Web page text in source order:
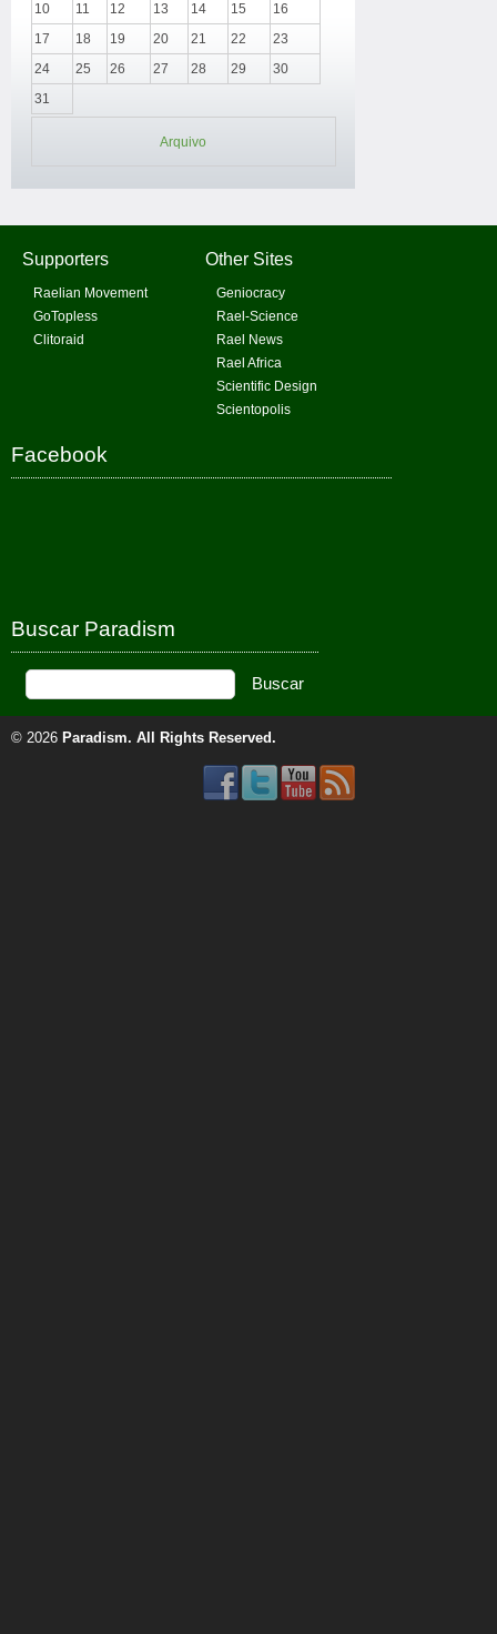
10
11 12 13 14 15
16
17
18 19 20 21 22
23
24
25 26 27 28 29
30
31
Arquivo
Supporters
Raelian Movement
GoTopless
Clitoraid
Other Sites
Geniocracy
Rael-Science
Rael News
Rael Africa
Scientific Design
Scientopolis
Facebook
Buscar Paradism
© 2026 Paradism. All Rights Reserved.